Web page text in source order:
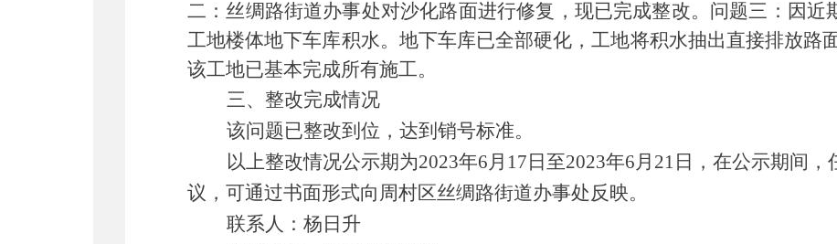
二：丝绸路街道办事处对沙化路面进行修复，现已完成整改。问题三：因近
工地楼体地下车库积水。地下车库已全部硬化，工地将积水抽出直接排放路
该工地已基本完成所有施工。
三、整改完成情况
该问题已整改到位，达到销号标准。
以上整改情况公示期为2023年6 月 17 日至2023年6 月 21 日，在公示期间，
议，可通过书面形式向 周村区丝绸路街道办事处 反映。
联系人： 杨日升